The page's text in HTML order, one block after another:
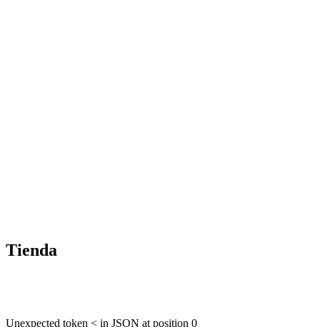
Tienda
Unexpected token < in JSON at position 0